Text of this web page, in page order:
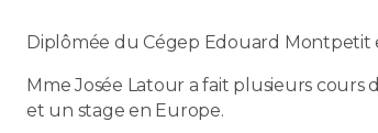
Diplômée du Cégep Edouard Montpetit
Mme Josée Latour a fait plusieurs
et un stage en Europe.